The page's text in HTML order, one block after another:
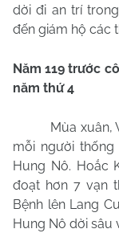
dời đi an trí
đến giám hộ các
Năm 119 trước
năm thứ 4
Mùa xuân,
mỗi người
Hung Nô. Hoắc
đoạt hơn 7 vạn
Bệnh lên Lang
Hung Nô dời sâu